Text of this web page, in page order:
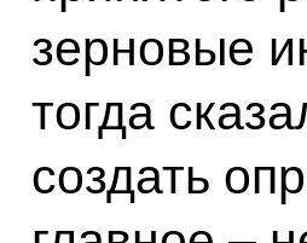
зерновые
тогда
создать